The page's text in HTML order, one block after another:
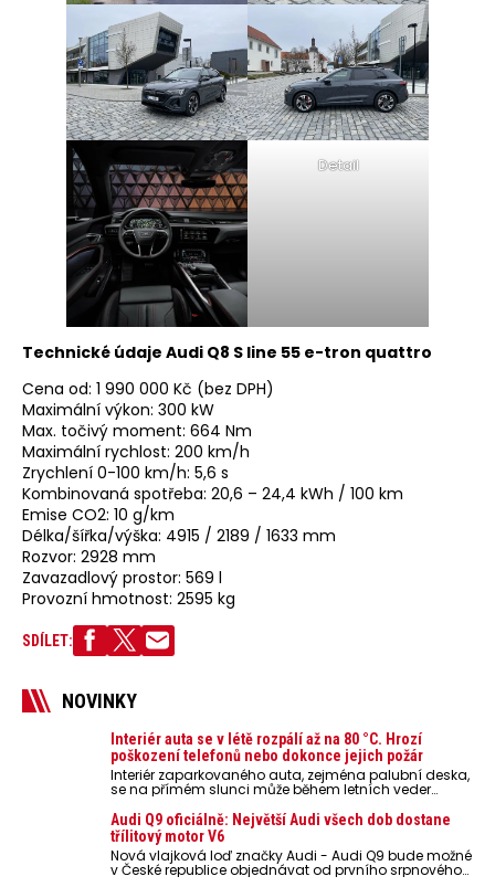
Detail
Technické údaje Audi Q8 S line 55 e-tron quattro
Cena od: 1 990 000 Kč (bez DPH)
Maximální výkon: 300 kW
Max. točivý moment: 664 Nm
Maximální rychlost: 200 km/h
Zrychlení 0-100 km/h: 5,6 s
Kombinovaná spotřeba: 20,6 – 24,4 kWh / 100 km
Emise CO2: 10 g/km
Délka/šířka/výška: 4915 / 2189 / 1633 mm
Rozvor: 2928 mm
Zavazadlový prostor: 569 l
Provozní hmotnost: 2595 kg
SDÍLET:
NOVINKY
Interiér auta se v létě rozpálí až na 80 °C. Hrozí
poškození telefonů nebo dokonce jejich požár
Interiér zaparkovaného auta, zejména palubní deska,
se na přímém slunci může během letních veder
nebezpečí pro odložené mobilní telefony, powerbanky
nebo notebooky. Můžou urychlit stárnutí baterií,
poškodit elektroniku a ve výjimečných případech i
zvýšit riziko požáru.
Audi Q9 oficiálně: Největší Audi všech dob dostane
třílitový motor V6
Nová vlajková loď značky Audi - Audi Q9 bude možné
v České republice objednávat od prvního srpnového